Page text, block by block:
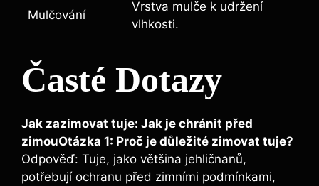
Mulčování
Vrstva mulče k udržení
vlhkosti.
Časté Dotazy
Jak zazimovat tuje: Jak je chránit před
zimouOtázka 1: Proč je důležité zimovat tuje?
Odpověď: Tuje, jako většina jehličnanů,
potřebují ochranu před zimními podmínkami,